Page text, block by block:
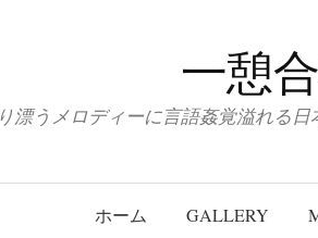
一憩
漂うメロディーに言語姦覚溢れる日
ホーム GALLERY